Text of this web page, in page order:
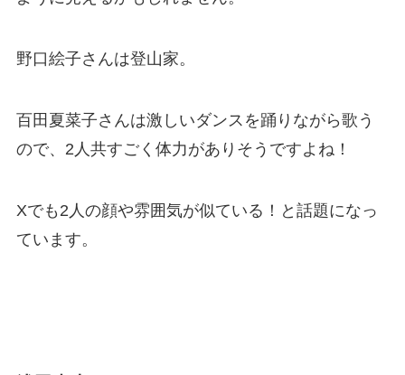
野口絵子さんは登山家。
百田夏菜子さんは激しいダンスを踊りながら歌う
ので、2人共すごく体力がありそうですよね！
Xでも2人の顔や雰囲気が似ている！と話題になっ
ています。